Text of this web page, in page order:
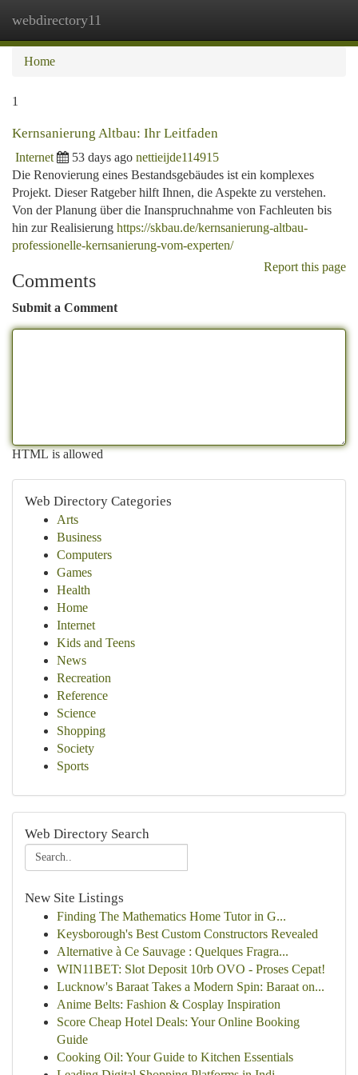
webdirectory11
Home
1
Kernsanierung Altbau: Ihr Leitfaden
Internet 53 days ago nettieijde114915
Die Renovierung eines Bestandsgebäudes ist ein komplexes
Projekt. Dieser Ratgeber hilft Ihnen, die Aspekte zu verstehen.
Von der Planung über die Inanspruchnahme von Fachleuten bis
hin zur Realisierung https://skbau.de/kernsanierung-altbau-
professionelle-kernsanierung-vom-experten/
Report this page
Comments
Submit a Comment
HTML is allowed
Web Directory Categories
Arts
Business
Computers
Games
Health
Home
Internet
Kids and Teens
News
Recreation
Reference
Science
Shopping
Society
Sports
Web Directory Search
New Site Listings
Finding The Mathematics Home Tutor in G...
Keysborough's Best Custom Constructors Revealed
Alternative à Ce Sauvage : Quelques Fragra...
WIN11BET: Slot Deposit 10rb OVO - Proses Cepat!
Lucknow's Baraat Takes a Modern Spin: Baraat on...
Anime Belts: Fashion & Cosplay Inspiration
Score Cheap Hotel Deals: Your Online Booking
Guide
Cooking Oil: Your Guide to Kitchen Essentials